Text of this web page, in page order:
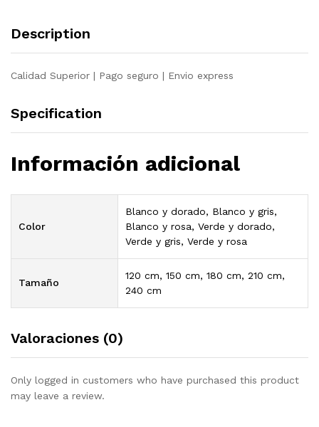
120cm
Description
Calidad Superior | Pago seguro | Envio express
Specification
Información adicional
Color
Blanco y dorado, Blanco y gris,
Blanco y rosa, Verde y dorado,
Verde y gris, Verde y rosa
Tamaño
120 cm, 150 cm, 180 cm, 210 cm,
240 cm
Valoraciones (0)
Only logged in customers who have purchased this product
may leave a review.